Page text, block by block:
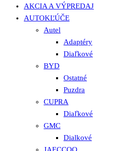
AKCIA A VÝPREDAJ
AUTOKĽÚČE
Autel
Adaptéry
Diaľkové
BYD
Ostatné
Puzdra
CUPRA
Diaľkové
GMC
Dialkové